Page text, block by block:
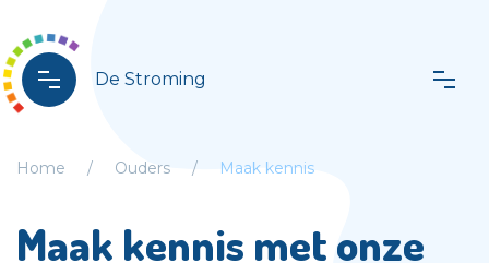
De Stroming
Home Ouders Maak kennis
Maak kennis met onze